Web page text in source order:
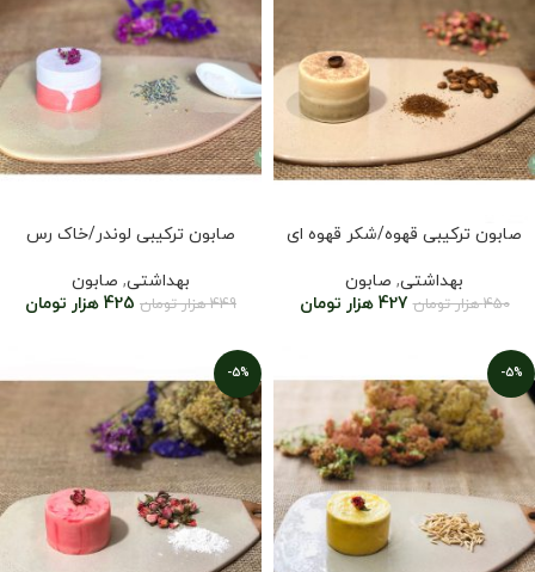
صابون ترکیبی قهوه/شکر قهوه ای
بهداشتی, صابون
450 هزار تومان 427 هزار تومان
صابون ترکیبی لوندر/خاک رس
بهداشتی, صابون
449 هزار تومان 425 هزار تومان
-5%
-5%